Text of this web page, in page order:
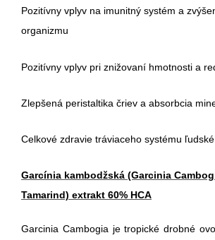
Pozitívny vplyv na imunitný systém a
organizmu
Pozitívny vplyv pri znižovaní hmotnosti a
Zlepšená peristaltika čriev a absorbcia
Celkové zdravie tráviaceho systému
Garcínia kambodžská (Garcinia
Tamarind) extrakt 60% HCA
Garcinia Cambogia je tropické drobné